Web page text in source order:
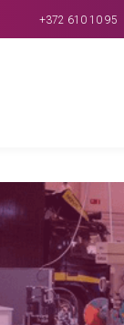
+372 610 10 95